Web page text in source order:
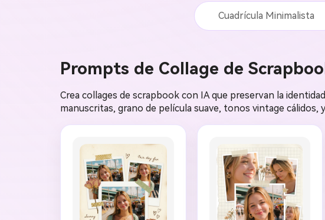
Cuadrícula Minimalista
Prompts de Collage de
Crea collages de scrapbook con IA que preservan la
manuscritas, grano de película suave, tonos vintage